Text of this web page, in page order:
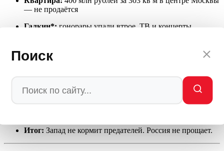
Поиск
— не продаётся
Галкин*: гонорары упали втрое, ТВ и концерты
Галкин*:
оформил полис ОМС в Москве, прикрепился
к стоматологу и психиатру
полис ОМС аннулирован из-за ошибки в
данных
с сентября 2026 года имущество иноагентов
Итог: Запад не кормит предателей. Россия не прощает.